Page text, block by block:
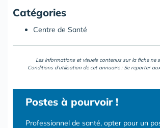
Catégories
Centre de Santé
Les informations et visuels contenus sur la fiche ne
Conditions d'utilisation de cet annuaire : Se reporter
Postes à pourvoir !
Professionnel de santé, opter pour un